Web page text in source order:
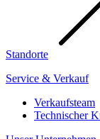
Standorte
Service & Verkauf
Verkaufsteam
Technischer